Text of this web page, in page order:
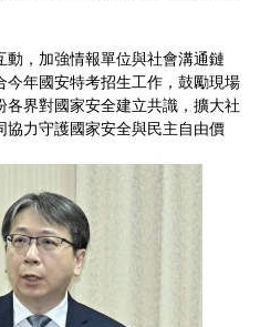
，加強情報單位與社會溝通鏈
年國安特考招生工作，鼓勵現場
界對國家安全建立共識，擴大社
力守護國家安全與民主自由價